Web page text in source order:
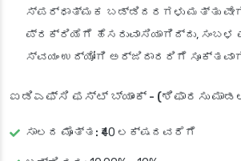
ಸ್ಪರ್ಧಾತ್ಮಕ ಬಡ್ಡಿದರಗಳು ಮತ್ತು
ಪ್ರಕ್ರಿಯೆಗೆ ಹೆಸರುವಾಸಿಯಾಗಿದ್ದು, ಸಂಬಳ
ಸ್ವಯಂ ಉದ್ಯೋಗಿ ಅರ್ಜಿದಾರರಿಗೆ
ಐಡಿಎಫ್‌ಸಿ ಫಸ್ಟ್ ಬ್ಯಾಂಕ್ - (ಶಿಫಾರಸು
ಸಾಲದ ಮೊತ್ತ: ₹40 ಲಕ್ಷದವರೆಗೆ